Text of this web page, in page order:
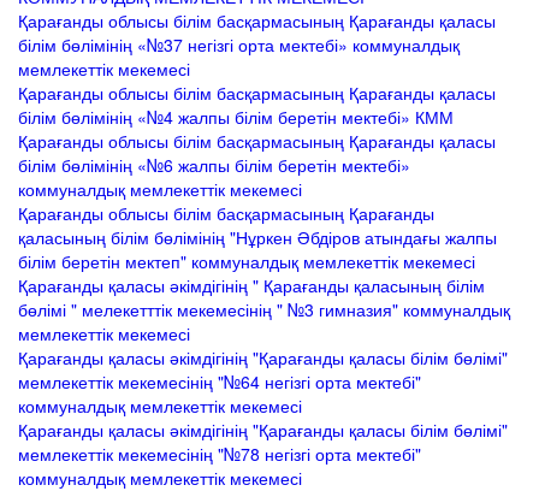
Қарағанды облысы білім басқармасының Қарағанды қаласы
білім бөлімінің «№37 негізгі орта мектебі» коммуналдық
мемлекеттік мекемесі
Қарағанды облысы білім басқармасының Қарағанды қаласы
білім бөлімінің «№4 жалпы білім беретін мектебі» КММ
Қарағанды облысы білім басқармасының Қарағанды қаласы
білім бөлімінің «№6 жалпы білім беретін мектебі»
коммуналдық мемлекеттік мекемесі
Қарағанды облысы білім басқармасының Қарағанды
қаласының білім бөлімінің "Нұркен Әбдіров атындағы жалпы
білім беретін мектеп" коммуналдық мемлекеттік мекемесі
Қарағанды қаласы әкімдігінің " Қарағанды қаласының білім
бөлімі " мелекетттік мекемесінің " №3 гимназия" коммуналдық
мемлекеттік мекемесі
Қарағанды қаласы әкімдігінің "Қарағанды қаласы білім бөлімі"
мемлекеттік мекемесінің "№64 негізгі орта мектебі"
коммуналдық мемлекеттік мекемесі
Қарағанды қаласы әкімдігінің "Қарағанды қаласы білім бөлімі"
мемлекеттік мекемесінің "№78 негізгі орта мектебі"
коммуналдық мемлекеттік мекемесі